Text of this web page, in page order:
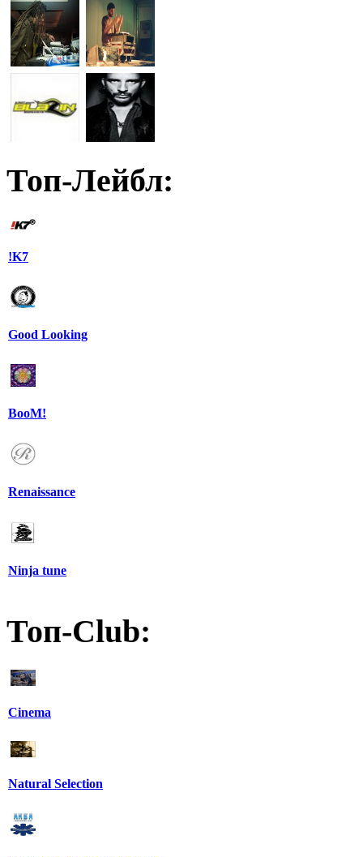
Топ-Лейбл:
!K7
Good Looking
BooM!
Renaissance
Ninja tune
Топ-Club:
Cinema
Natural Selection